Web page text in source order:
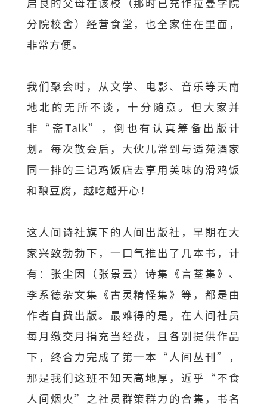
分院校舍）经营食堂，也全家住在里面，
非常方便。
我们聚会时，从文学、电影、音乐等天南
地北的无所不谈，十分随意。但大家并
非“斋Talk”，倒也有认真筹备出版计
划。每次散会后，大伙儿常到与适苑酒家
同一排的三记鸡饭店去享用美味的滑鸡饭
和酿豆腐，越吃越开心！
这人间诗社旗下的人间出版社，早期在大
家兴致勃勃下，一口气推出了几本书，计
有：张尘因（张景云）诗集《言荃集》、
李系德杂文集《古灵精怪集》等，都是由
作者自费出版。最难得的是，在人间社员
每月缴交月捐充当经费，且各别提供作品
下，终合力完成了第一本“人间丛刊”，
那是我们这班不知天高地厚，近乎“不食
人间烟火”之社员群策群力的合集，书名